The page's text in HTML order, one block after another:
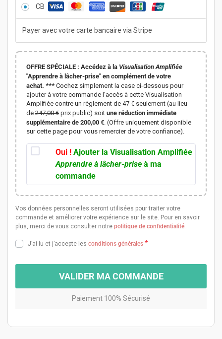
CB
Payer avec votre carte bancaire via Stripe
OFFRE SPÉCIALE : Accédez à la Visualisation Amplifiée
"Apprendre à lâcher-prise" en complément de votre
achat. *** Cochez simplement la case ci-dessous pour
ajouter à votre commande l’accès à cette Visualisation
Amplifiée contre un règlement de 47 € seulement (au lieu
de 247,00 € prix public) soit une réduction immédiate
supplémentaire de 200,00 € . (Offre uniquement disponible
sur cette page pour vous remercier de votre confiance).
Oui ! Ajouter la Visualisation Amplifiée
Apprendre à lâcher-prise à ma
commande
Vos données personnelles seront utilisées pour traiter votre
commande et améliorer votre expérience sur le site. Pour en savoir
plus, merci de vous consulter notre politique de confidentialité
J’ai lu et j’accepte les conditions générales *
VALIDER MA COMMANDE
Paiement 100% Sécurisé